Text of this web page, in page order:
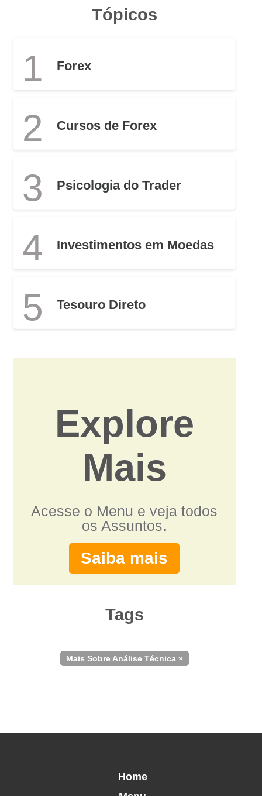
Tópicos
1 Forex
2 Cursos de Forex
3 Psicologia do Trader
4 Investimentos em Moedas
5 Tesouro Direto
Explore
Mais
Acesse o Menu e veja todos
os Assuntos.
Saiba mais
Tags
Mais Sobre Análise Técnica »
Home